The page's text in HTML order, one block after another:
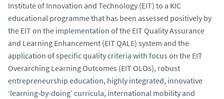
Institute of Innovation and Technology (EIT) to a KIC
educational programme that has been assessed positively by
the EIT on the implementation of the EIT Quality Assurance
and Learning Enhancement (EIT QALE) system and the
application of specific quality criteria with focus on the EIT
Overarching Learning Outcomes (EIT OLOs), robust
entrepreneurship education, highly integrated, innovative
‘learning‐by‐doing’ curricula, international mobility and